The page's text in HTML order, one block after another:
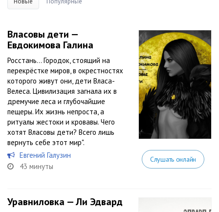
Власовы дети —
Евдокимова Галина
Росстань… Городок, стоящий на
перекрёстке миров, в окрестностях
которого живут они, дети Власа-
Велеса. Цивилизация загнала их в
дремучие леса и глубочайшие
пещеры. Их жизнь непроста, а
ритуалы жестоки и кровавы. Чего
хотят Власовы дети? Всего лишь
вернуть себе этот мир".
Евгений Галузин
43 минуты
Слушать онлайн
Уравниловка — Ли Эдвард